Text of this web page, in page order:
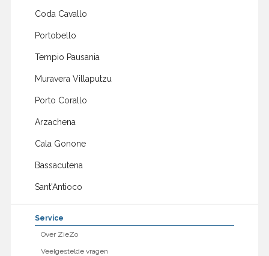
Coda Cavallo
Portobello
Tempio Pausania
Muravera Villaputzu
Porto Corallo
Arzachena
Cala Gonone
Bassacutena
Sant'Antioco
Service
Over ZieZo
Veelgestelde vragen